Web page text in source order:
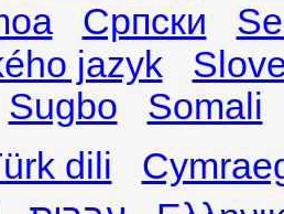
Српски
jazyk
Sugbo
Somali
dili